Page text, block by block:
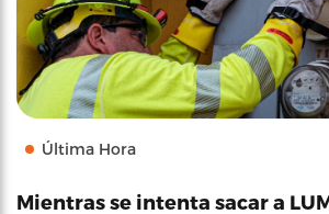
Última Hora
Mientras se intenta sacar a